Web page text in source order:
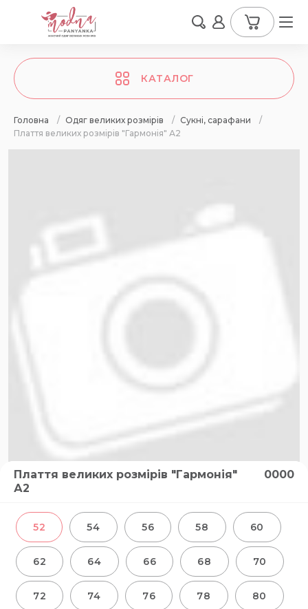
КАТАЛОГ
Головна / Одяг великих розмірів / Сукні, сарафани
/
Плаття великих розмірів "Гармонія" А2
Плаття великих розмірів "Гармонія"
А2
0000
52 54 56 58 60
62 64 66 68 70
72 74 76 78 80